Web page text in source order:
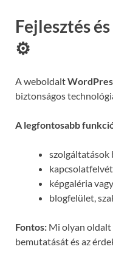
Fejlesztés
⚙️
A weboldalt
biztonságos
A legfontosabb
szolgáltatások
képgaléria
blogfelület,
Fontos: Mi olyan oldalt
bemutatását és az